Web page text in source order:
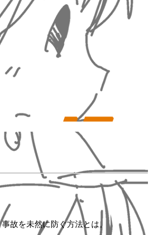
故を未然に防ぐ方法とは。